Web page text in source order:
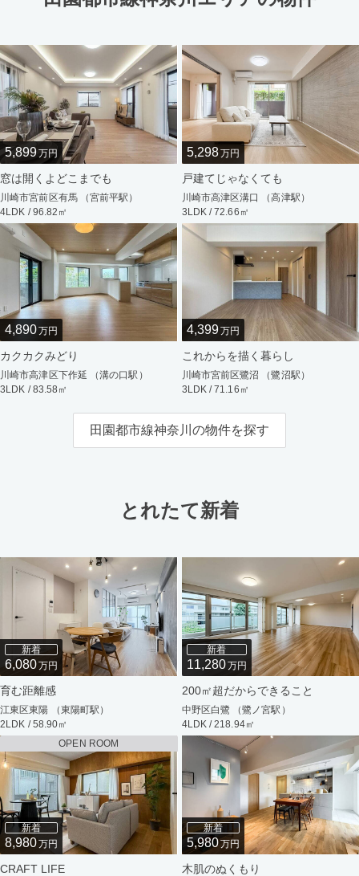
5,899万円
窓は開くよどこまでも
川崎市宮前区有馬 （宮前平駅）
4LDK / 96.82㎡
5,298万円
戸建てじゃなくても
川崎市高津区溝口 （高津駅）
3LDK / 72.66㎡
4,890万円
カクカクみどり
川崎市高津区下作延 （溝の口駅）
3LDK / 83.58㎡
4,399万円
これからを描く暮らし
川崎市宮前区鷺沼 （鷺沼駅）
3LDK / 71.16㎡
田園都市線神奈川の物件を探す
とれたて新着
新着
6,080万円
育む距離感
江東区東陽 （東陽町駅）
2LDK / 58.90㎡
新着
11,280万円
200㎡超だからできること
中野区白鷺 （鷺ノ宮駅）
4LDK / 218.94㎡
OPEN ROOM
新着
8,980万円
CRAFT LIFE
新着
5,980万円
木肌のぬくもり